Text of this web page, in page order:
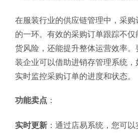
在服装行业的供应链管理中，采
的一环。有效的采购订单跟踪不
货风险，还能提升整体运营效率。
装企业可以借助进销存管理系统，
实时监控采购订单的进度和状态。
功能卖点 ：
实时更新 ：通过店易系统，您可